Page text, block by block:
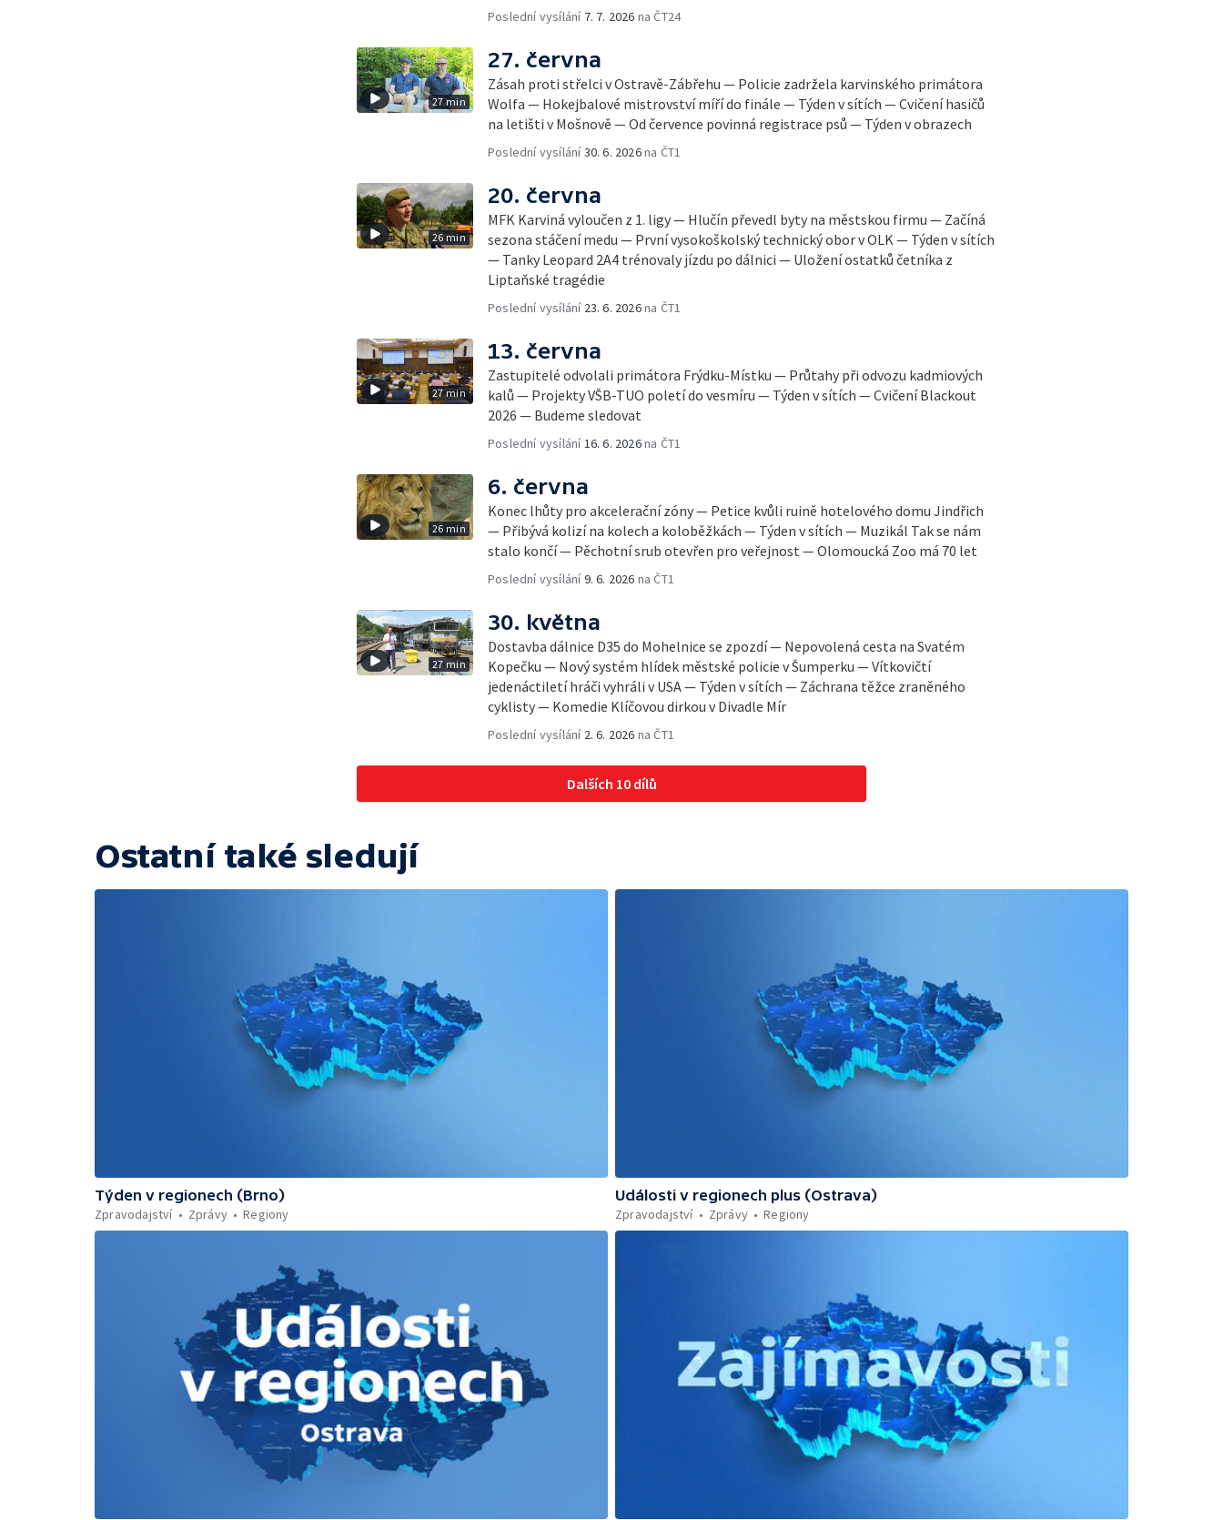
Poslední vysílání 7. 7. 2026 na ČT24
27 min
27. června
Zásah proti střelci v Ostravě-Zábřehu — Policie zadržela karvinského primátora
Wolfa — Hokejbalové mistrovství míří do finále — Týden v sítích — Cvičení hasičů
na letišti v Mošnově — Od července povinná registrace psů — Týden v obrazech
Poslední vysílání30. 6. 2026na ČT1
26 min
20. června
MFK Karviná vyloučen z 1. ligy — Hlučín převedl byty na městskou firmu — Začíná
sezona stáčení medu — První vysokoškolský technický obor v OLK — Týden v sítích
— Tanky Leopard 2A4 trénovaly jízdu po dálnici — Uložení ostatků četníka z
Liptaňské tragédie
Poslední vysílání 23. 6. 2026na ČT1
27 min
13. června
Zastupitelé odvolali primátora Frýdku-Místku — Průtahy při odvozu kadmiových
kalů — Projekty VŠB-TUO poletí do vesmíru — Týden v sítích — Cvičení Blackout
2026 — Budeme sledovat
Poslední vysílání 16. 6. 2026na ČT1
26 min
6. června
Konec lhůty pro akcelerační zóny — Petice kvůli ruině hotelového domu Jindřich
— Přibývá kolizí na kolech a koloběžkách — Týden v sítích — Muzikál Tak se nám
stalo končí — Pěchotní srub otevřen pro veřejnost — Olomoucká Zoo má 70 let
Poslední vysílání9. 6. 2026 na ČT1
27 min
30. května
Dostavba dálnice D35 do Mohelnice se zpozdí — Nepovolená cesta na Svatém
Kopečku — Nový systém hlídek městské policie v Šumperku — Vítkovičtí
jedenáctiletí hráči vyhráli v USA — Týden v sítích — Záchrana těžce zraněného
cyklisty — Komedie Klíčovou dirkou v Divadle Mír
Poslední vysílání 2. 6. 2026 na ČT1
Dalších 10 dílů
Ostatní také sledují
Týden v regionech (Brno)
Zpravodajství
Zprávy Regiony
Události v regionech plus (Ostrava)
Zpravodajství
Zprávy Regiony